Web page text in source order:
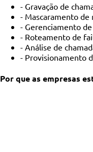
- Gravação de
- Mascaramento de
- Gerenciamento
- Roteamento de
- Análise de
- Provisionamento
Por que as empresas